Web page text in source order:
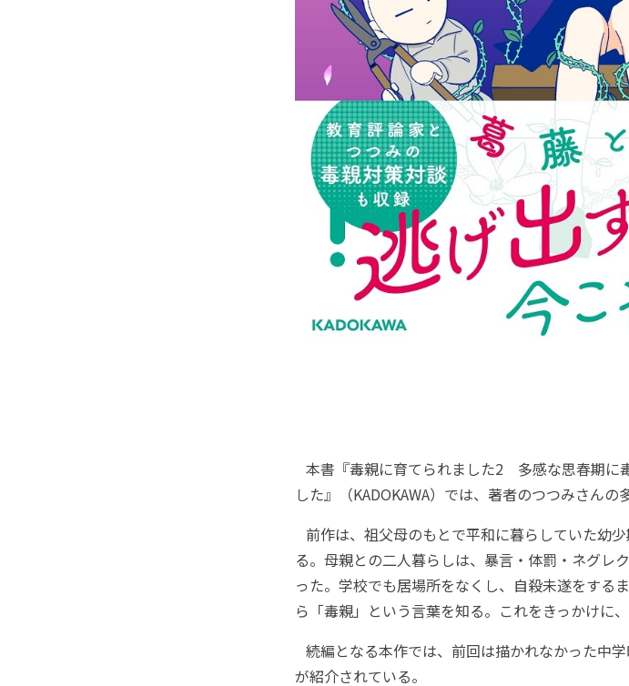
本書『毒親に育てられました2 多感な思春期に
した』（KADOKAWA）では、著者のつつみさんの
前作は、祖父母のもとで平和に暮らしていた幼
る。母親との二人暮らしは、暴言・体罰・ネグレ
った。学校でも居場所をなくし、自殺未遂をする
ら「毒親」という言葉を知る。これをきっかけに
続編となる本作では、前回は描かれなかった中
が紹介されている。